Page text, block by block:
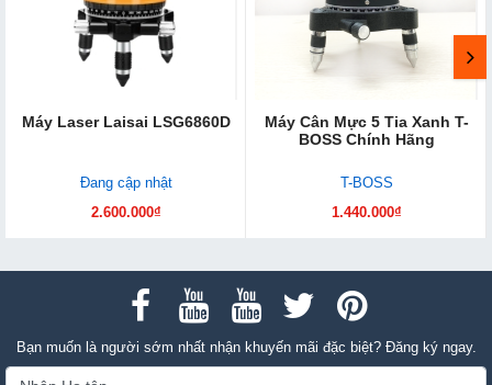
Máy Laser Laisai LSG6860D
Đang cập nhật
2.600.000₫
Máy Cân Mực 5 Tia Xan​h T-
BOSS Chính Hãng
T-BOSS
1.440.000₫
Bạn muốn là người sớm nhất nhận khuyến mãi đặc biệt? Đăng ký ngay.